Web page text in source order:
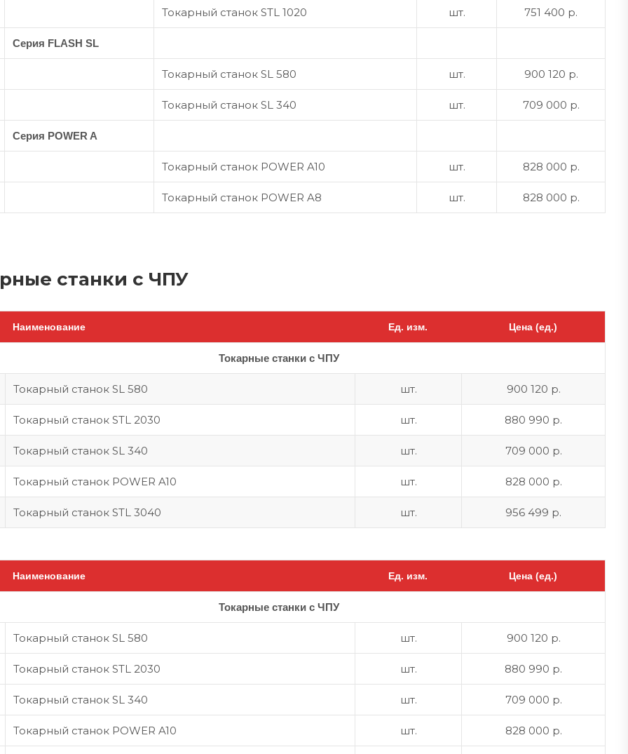
Токарный станок STL 1020 шт. 751 400 р.
Серия FLASH SL
Токарный станок SL 580 шт. 900 120 р.
Токарный станок SL 340 шт. 709 000 р.
Серия POWER A
Токарный станок POWER A10 шт. 828 000 р.
Токарный станок POWER A8 шт. 828 000 р.
станки с ЧПУ
Наименование Ед. изм. Цена (ед.)
Токарные станки с ЧПУ
Токарный станок SL 580 шт. 900 120 р.
Токарный станок STL 2030 шт. 880 990 р.
Токарный станок SL 340 шт. 709 000 р.
Токарный станок POWER A10 шт. 828 000 р.
Токарный станок STL 3040 шт. 956 499 р.
Наименование Ед. изм. Цена (ед.)
Токарные станки с ЧПУ
Токарный станок SL 580 шт. 900 120 р.
Токарный станок STL 2030 шт. 880 990 р.
Токарный станок SL 340 шт. 709 000 р.
Токарный станок POWER A10 шт. 828 000 р.